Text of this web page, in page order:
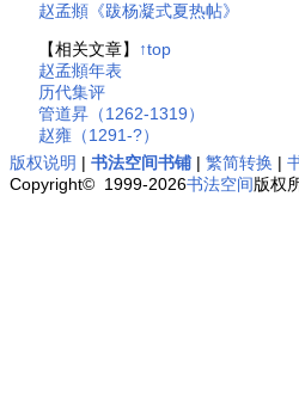
赵孟頫《跋杨凝式夏热帖》
【相关文章】
↑top
赵孟頫年表
历代集评
管道昇（1262-1319）
赵雍（1291-?）
版权说明 | 书法空间书铺 | 繁简转换 |
Copyright© 1999-2026书法空间版权